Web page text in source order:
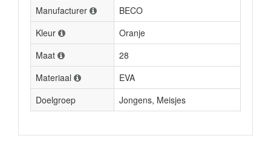
Manufacturer
BECO
Kleur
Oranje
Maat
28
Materiaal
EVA
Doelgroep
Jongens, Meisjes